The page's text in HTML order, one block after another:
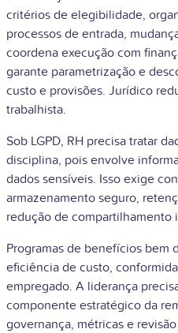
critérios de elegibilidade,
processos de entrada,
coordena execução com
garante parametrização e
custo e provisões. Jurídico
trabalhista.
Sob LGPD, RH precisa tratar
disciplina, pois envolve
dados sensíveis. Isso exige
armazenamento seguro,
redução de compartilhamento
Programas de benefícios bem
eficiência de custo,
empregado. A liderança
componente estratégico da
governança, métricas e